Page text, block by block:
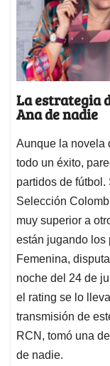
La estrategia
Ana de nadie
Aunque la novela
todo un éxito,
partidos de
Selección
muy superior a
están jugando los
Femenina,
noche del 24 de
el rating se lo
transmisión de
RCN, tomó una
de nadie.